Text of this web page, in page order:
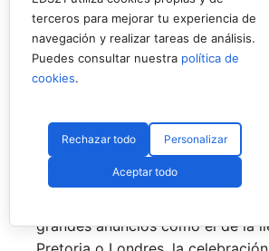
enFede Chingottoa dos
sublimes. Dos parejas llamadas a
época por lo difícil que es
ya ganarles) y que cuando están
forma, son una delicia y que,
esa rivalidad que tienen, se
constantemente.
Una primera mitad de
grandes anuncios como el de la
terceros para mejorar tu experiencia de
navegación y realizar tareas de análisis.
Puedes consultar nuestra política de
cookies.
Rechazar todo Personalizar
Aceptar todo